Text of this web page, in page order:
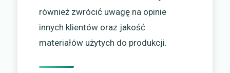
również zwrócić uwagę na opinie
innych klientów oraz jakość
materiałów użytych do produkcji.